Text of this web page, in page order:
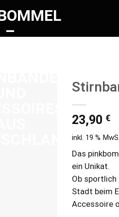
23,90 €
inkl. 19 %
Das
ein Unikat.
Ob sportlich
Stadt beim
Accessoire